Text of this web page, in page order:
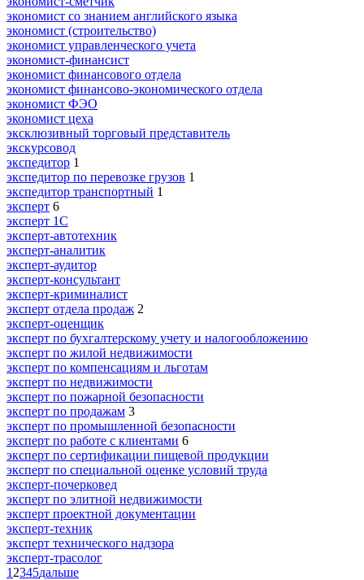
экономист со знанием английского языка
экономист (строительство)
экономист управленческого учета
экономист-финансист
экономист финансового отдела
экономист финансово-экономического отдела
экономист ФЭО
экономист цеха
эксклюзивный торговый представитель
экскурсовод
экспедитор 1
экспедитор по перевозке грузов 1
экспедитор транспортный 1
эксперт 6
эксперт 1С
эксперт-автотехник
эксперт-аналитик
эксперт-аудитор
эксперт-консультант
эксперт-криминалист
эксперт отдела продаж 2
эксперт-оценщик
эксперт по бухгалтерскому учету и налогообложению
эксперт по жилой недвижимости
эксперт по компенсациям и льготам
эксперт по недвижимости
эксперт по пожарной безопасности
эксперт по продажам 3
эксперт по промышленной безопасности
эксперт по работе с клиентами 6
эксперт по сертификации пищевой продукции
эксперт по специальной оценке условий труда
эксперт-почерковед
эксперт по элитной недвижимости
эксперт проектной документации
эксперт-техник
эксперт технического надзора
эксперт-трасолог
1 2345дальше